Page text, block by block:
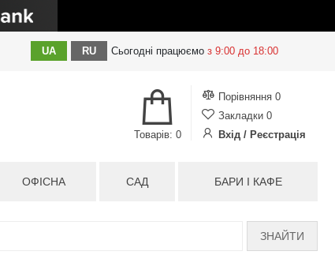
UA RU Сьогодні працюємо з 9:00 до 18:00
Порівняння 0
Закладки 0
Вхід / Реєстрація
Товарів: 0
ОФІСНА САД БАРИ І КАФЕ
ЗНАЙТИ